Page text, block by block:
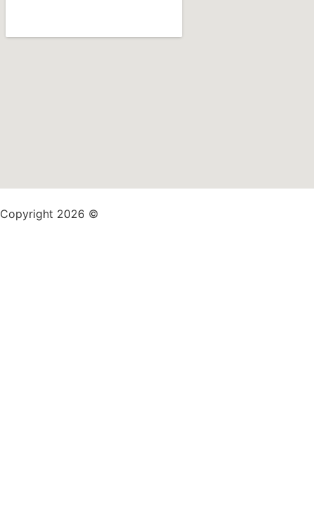
Copyright 2026 ©